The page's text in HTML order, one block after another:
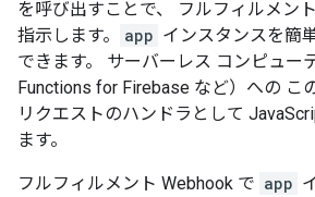
を呼び出すことで、 フルフィルメン
指示します。
app インスタンスを簡
できます。 サーバーレス コンピュー
Functions for Firebase など）への こ
リクエストのハンドラとして
ます。
フルフィルメント Webhook で app